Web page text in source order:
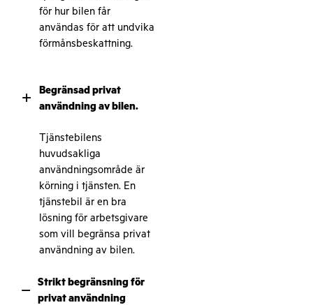
för hur bilen får
användas för att undvika
förmånsbeskattning.
+
Begränsad privat
användning av bilen.
Tjänstebilens
huvudsakliga
användningsområde är
körning i tjänsten. En
tjänstebil är en bra
lösning för arbetsgivare
som vill begränsa privat
användning av bilen.
–
Strikt begränsning för
privat användning